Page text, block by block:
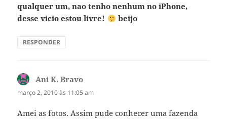
qualquer um, nao tenho nenhum no iPhone,
desse vicio estou livre!
beijo
RESPONDER
Ani K. Bravo
março 2, 2010 às 11:05 am
Amei as fotos. Assim pude conhecer uma fazenda